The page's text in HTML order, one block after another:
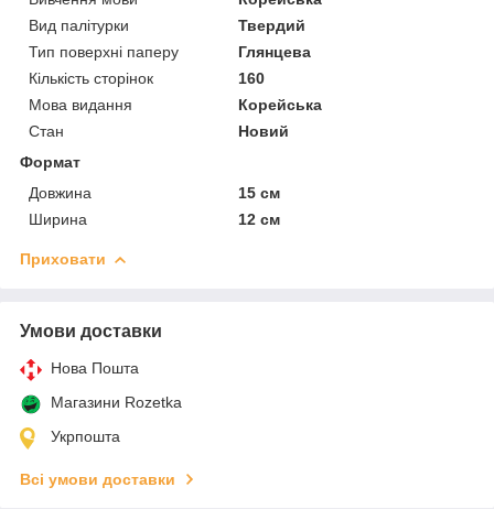
Вид палітурки
Твердий
Тип поверхні паперу
Глянцева
Кількість сторінок
160
Мова видання
Корейська
Стан
Новий
Формат
Довжина
15 см
Ширина
12 см
Приховати
Умови доставки
Нова Пошта
Магазини Rozetka
Укрпошта
Всі умови доставки